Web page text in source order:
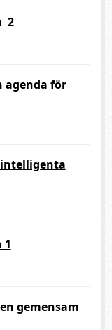
2
agenda för
1
gemensam